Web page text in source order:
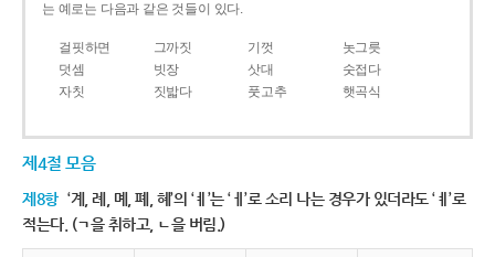
는 예로는 다음과 같은 것들이 있다.
걸핏하면 그까짓 기껏
놋그릇
덧셈
빗장 삿대
숫접다
자칫
짓밟다 풋고추 햇곡식
제4절 모음
제8항 ‘계, 례, 몌, 폐, 혜’의 ‘ㅖ’는 ‘ㅔ’로 소리 나는 경우가 있더라도 ‘ㅖ’로
적는다. (ㄱ을 취하고, ㄴ을 버림.)